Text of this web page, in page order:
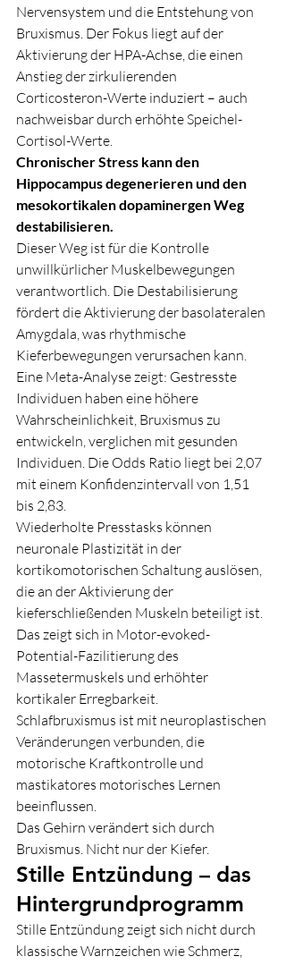
Nervensystem und die Entstehung von
Bruxismus. Der Fokus liegt auf der
Aktivierung der HPA-Achse, die einen
Anstieg der zirkulierenden
Corticosteron-Werte induziert – auch
nachweisbar durch erhöhte Speichel-
Cortisol-Werte.
Chronischer Stress kann den
Hippocampus degenerieren und den
mesokortikalen dopaminergen Weg
destabilisieren.
Dieser Weg ist für die Kontrolle
unwillkürlicher Muskelbewegungen
verantwortlich. Die Destabilisierung
fördert die Aktivierung der basolateralen
Amygdala, was rhythmische
Kieferbewegungen verursachen kann.
Eine Meta-Analyse zeigt: Gestresste
Individuen haben eine höhere
Wahrscheinlichkeit, Bruxismus zu
entwickeln, verglichen mit gesunden
Individuen. Die Odds Ratio liegt bei 2,07
mit einem Konfidenzintervall von 1,51
bis 2,83.
Wiederholte Presstasks können
neuronale Plastizität in der
kortikomotorischen Schaltung auslösen,
die an der Aktivierung der
kieferschließenden Muskeln beteiligt ist.
Das zeigt sich in Motor-evoked-
Potential-Fazilitierung des
Massetermuskels und erhöhter
kortikaler Erregbarkeit.
Schlafbruxismus ist mit neuroplastischen
Veränderungen verbunden, die
motorische Kraftkontrolle und
mastikatores motorisches Lernen
beeinflussen.
Das Gehirn verändert sich durch
Bruxismus. Nicht nur der Kiefer.
Stille Entzündung – das
Hintergrundprogramm
Stille Entzündung zeigt sich nicht durch
klassische Warnzeichen wie Schmerz,